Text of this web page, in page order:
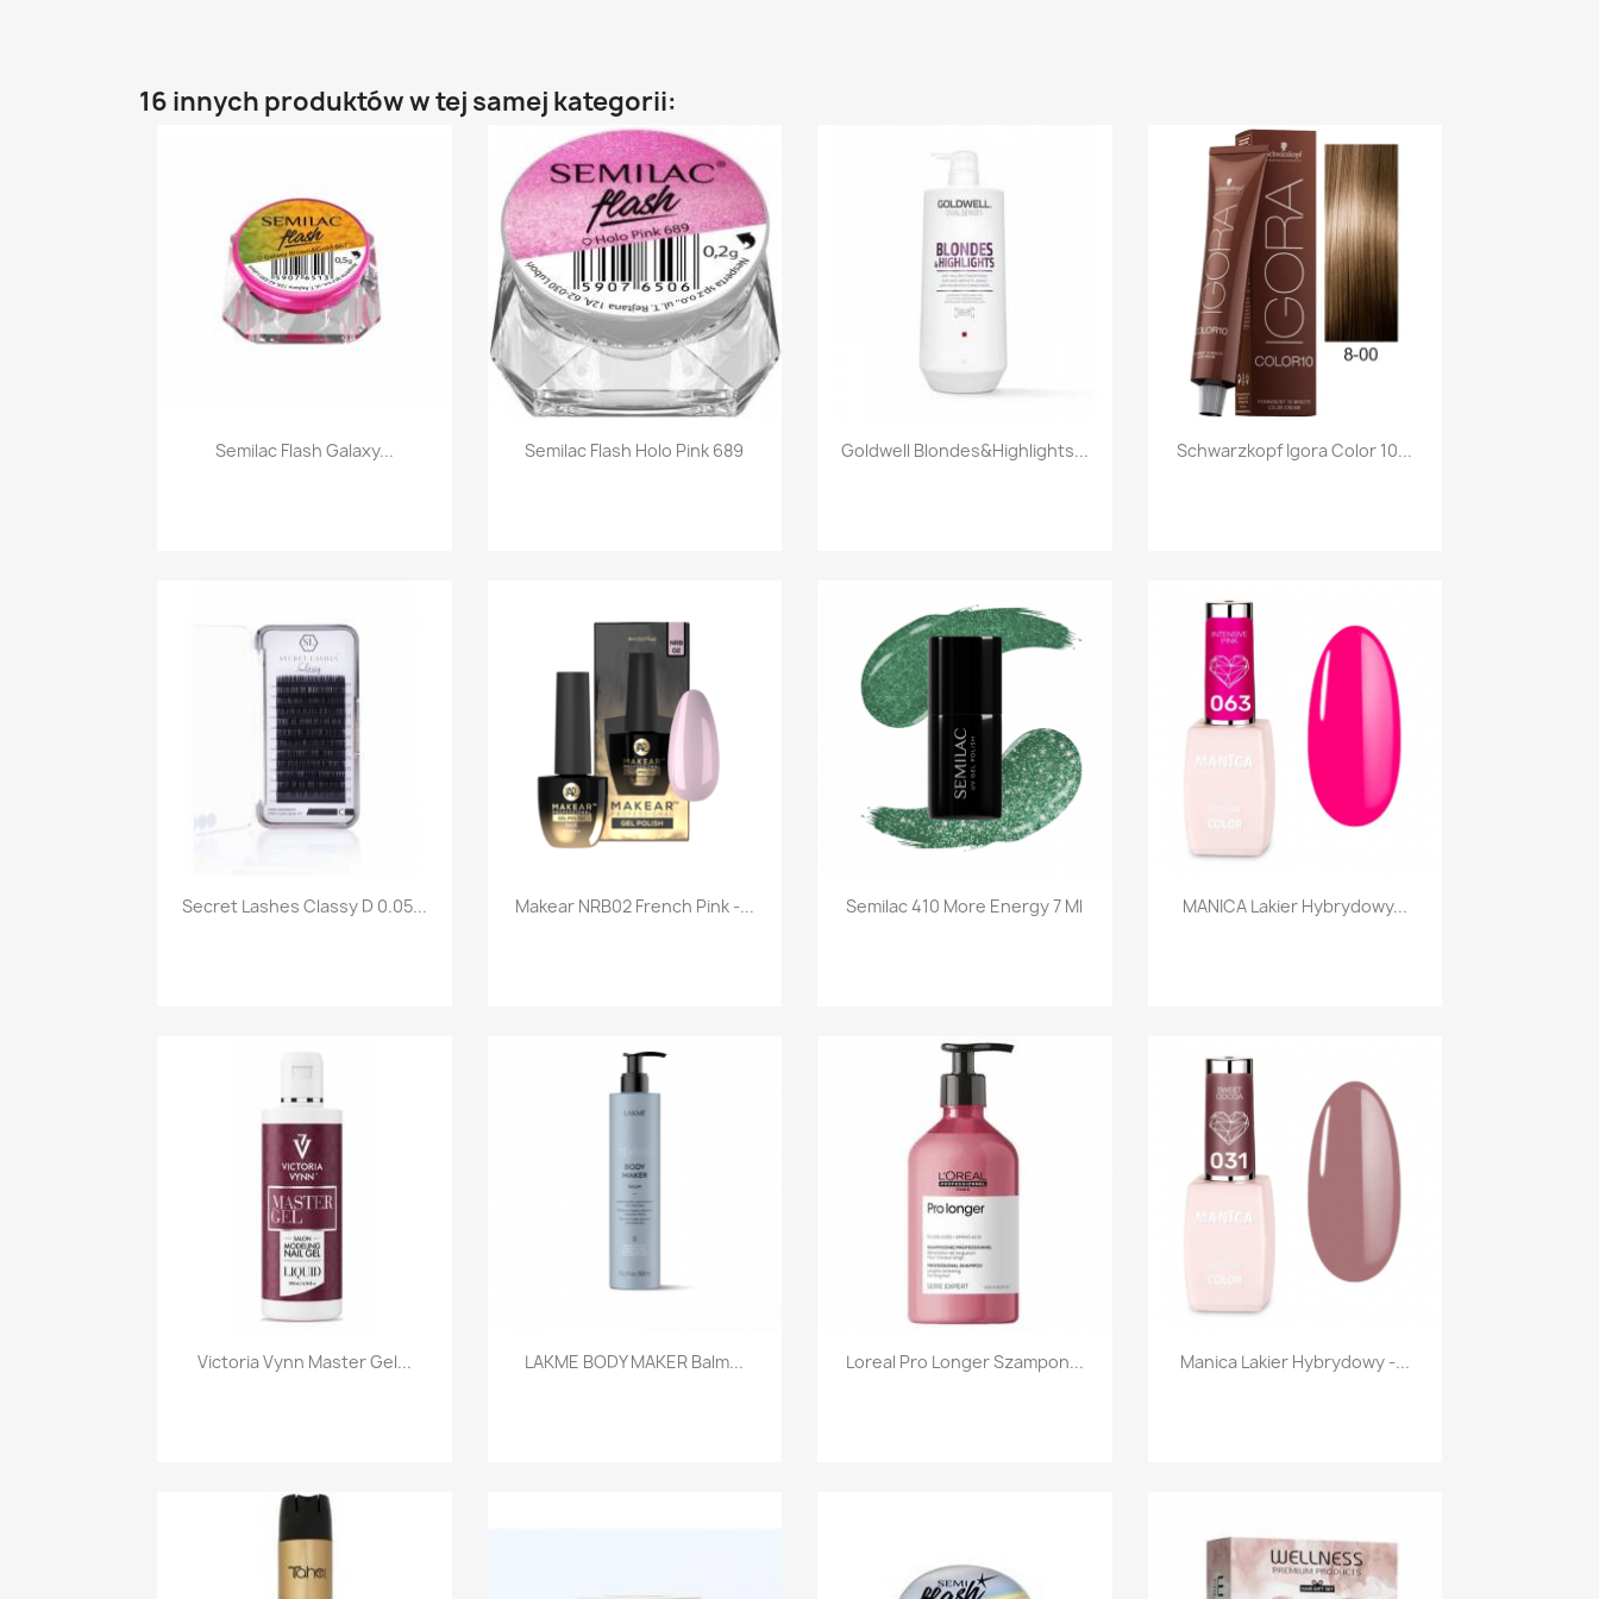
16 innych produktów w tej samej kategorii:
Szybki podgląd
Semilac Flash Galaxy... Szybki podgląd
Semilac Flash Holo Pink 689 Szybki podgląd
Goldwell Blondes&Highlights... Szybki podgląd
Schwarzkopf Igora Color 10...
 Szybki podgląd
Secret Lashes Classy D 0.05... Szybki podgląd
Makear NRB02 French Pink -... Szybki podgląd
Semilac 410 More Energy 7 Ml Szybki podgląd
MANICA Lakier Hybrydowy...
Szybki podgląd
Victoria Vynn Master Gel... Szybki podgląd
LAKME BODY MAKER Balm... Szybki podgląd
Loreal Pro Longer Szampon... Szybki podgląd
Manica Lakier Hybrydowy -...